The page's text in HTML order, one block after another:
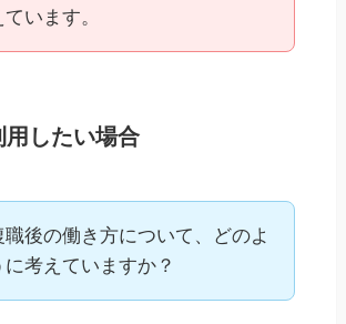
ています。
用したい場合
職後の働き方について、どのよ
に考えていますか？